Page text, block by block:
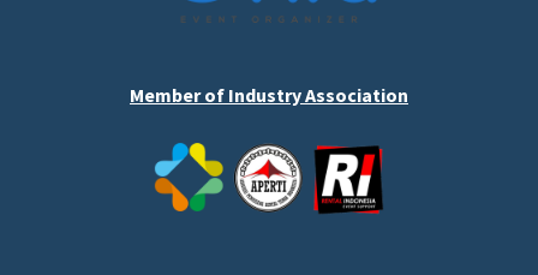
Member of Industry Association